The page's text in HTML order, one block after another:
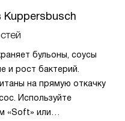
Kuppersbusch
бульоны, соусы
и рост бактерий.
на прямую откачку
Используйте
«Soft» или